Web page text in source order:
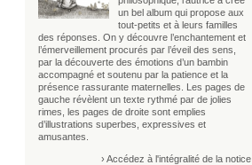
un bel album qui propose aux
tout-petits et à leurs familles
des réponses. On y découvre l’enchantement et
l’émerveillement procurés par l’éveil des sens,
par la découverte des émotions d’un bambin
accompagné et soutenu par la patience et la
présence rassurante maternelles. Les pages de
gauche révèlent un texte rythmé par de jolies
rimes, les pages de droite sont emplies
d’illustrations superbes, expressives et
amusantes.
› Accédez à l'intégralité de la notice